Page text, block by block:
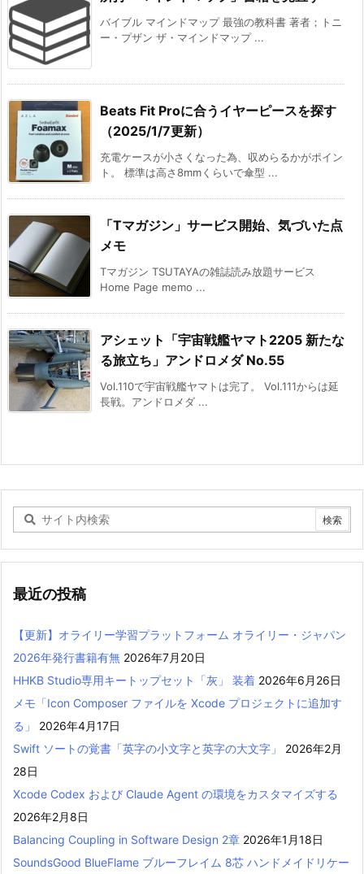
バイブル マインドマップ 最強の教科書 著者；トニ
ー・プザン ザ・マインドマップ ...
Beats Fit Proに合うイヤーピースを探す
（2025/1/7更新）
充電ケースが小さくなった為、収めらるかがポイン
ト。 標準は高さ8mmくらいで傘型 ...
「Tマガジン」サービス開始、気づいた点
メモ
Tマガジン TSUTAYAの雑誌読み放題サービス
Home Page memo ...
アシェット「宇宙戦艦ヤマト2205 新たな
る旅立ち」アンドロメダ No.55
Vol.110で宇宙戦艦ヤマトは完了。 Vol.111からは延
長戦。アンドロメダ ...
最近の投稿
【更新】オライリー学習プラットフォーム オライリー・ジャパン
2026年発行書籍有無 2026年7月20日
HHKB Studio専用キートップセット「灰」 装着 2026年6月26日
メモ「Icon Composer ファイルを Xcode プロジェクトに追加す
る」
2026年4月17日
Swift ソートの覚書「英字の小文字と英字の大文字」
2026年2月
28日
Xcode Codex および Claude Agent の環境をカスタマイズする
2026年2月8日
Balancing Coupling in Software Design 2章 2026年1月18日
SoundsGood BlueFlame ブルーフレイム 8芯 ハンドメイドリケー